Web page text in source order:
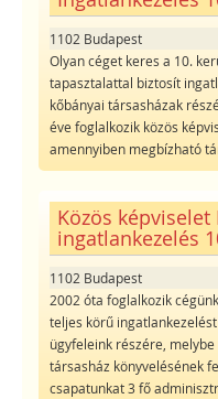
1102 Budapest
Olyan céget keres a 10.
tapasztalattal biztosít
kőbányai társasházak
éve foglalkozik közös
amennyiben megbízható
Közös képviselet
ingatlankezelés
1102 Budapest
2002 óta foglalkozik
teljes körű
ügyfeleink részére,
társasház könyvelésének
csapatunkat 3 fő